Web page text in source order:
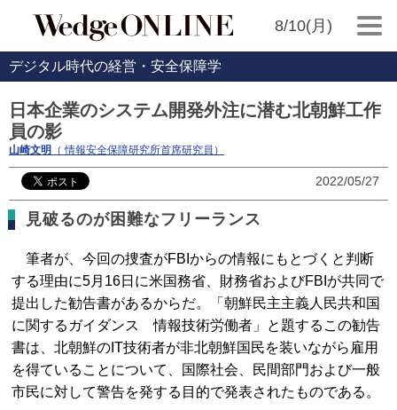
8/10(月)
デジタル時代の経営・安全保障学
日本企業のシステム開発外注に潜む北朝鮮工作
員の影
山崎文明 （ 情報安全保障研究所首席研究員）
2022/05/27
見破るのが困難なフリーランス
筆者が、今回の捜査がFBIからの情報にもとづくと判断
する理由に5月16日に米国務省、財務省およびFBIが共同で
提出した勧告書があるからだ。「朝鮮民主主義人民共和国
に関するガイダンス 情報技術労働者」と題するこの勧告
書は、北朝鮮のIT技術者が非北朝鮮国民を装いながら雇用
を得ていることについて、国際社会、民間部門および一般
市民に対して警告を発する目的で発表されたものである。